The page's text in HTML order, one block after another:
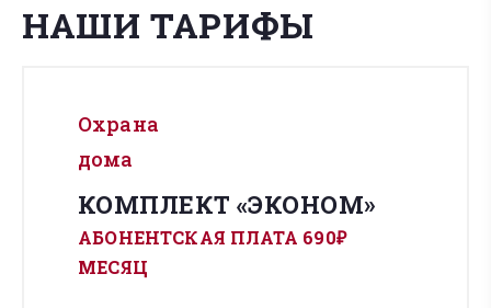
НАШИ ТАРИФЫ
Охрана
дома
КОМПЛЕКТ «ЭКОНОМ»
АБОНЕНТСКАЯ ПЛАТА 690₽
МЕСЯЦ